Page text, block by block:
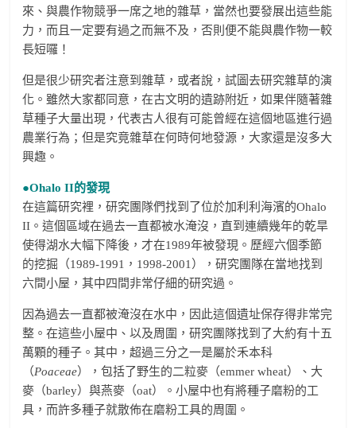
來、與農作物競爭一席之地的雜草，當然也要發展出這些能
力，而且一定要有過之而無不及，否則便不能與農作物一較
長短囉！
但是很少研究者注意到雜草，或者說，試圖去研究雜草的演
化。雖然大家都同意，在古文明的遺跡附近，如果伴隨著雜
草種子大量出現，代表古人很有可能曾經在這個地區進行過
農業行為；但是究竟雜草在何時何地發源，大家還是沒多大
興趣。
●Ohalo II的發現
在這篇研究裡，研究團隊們找到了位於加利利海濱的Ohalo
II。這個區域在過去一直都被水淹沒，直到連續幾年的乾旱
使得湖水大幅下降後，才在1989年被發現。歷經六個季節
的挖掘（1989-1991，1998-2001），研究團隊在當地找到
六間小屋，其中四間非常仔細的研究過。
因為過去一直都被淹沒在水中，因此這個遺址保存得非常完
整。在這些小屋中、以及周圍，研究團隊找到了大約有十五
萬顆的種子。其中，超過三分之一是屬於禾本科
（Poaceae），包括了野生的二粒麥（emmer wheat）、大
麥（barley）與燕麥（oat）。小屋中也有將種子磨粉的工
具，而許多種子就散佈在磨粉工具的周圍。